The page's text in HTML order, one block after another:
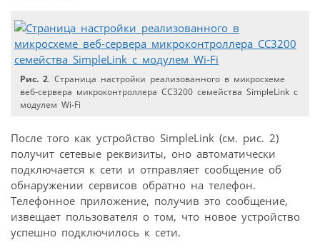
Рис. 2. Страница настройки реализованного в микросхеме
веб-сервера микроконтроллера CC3200 семейства SimpleLink с
модулем Wi-Fi
После того как устройство SimpleLink (см. рис. 2)
получит сетевые реквизиты, оно автоматически
подключается к сети и отправляет сообщение об
обнаружении сервисов обратно на телефон.
Телефонное приложение, получив это сообщение,
извещает пользователя о том, что новое устройство
успешно подключилось к сети.